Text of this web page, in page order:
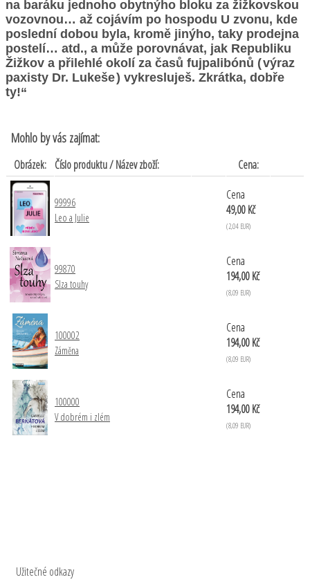
na baráku jednoho obytnýho bloku za žižkovskou
vozovnou… až cojávím po hospodu U zvonu, kde
poslední dobou byla, kromě jinýho, taky prodejna
postelí… atd., a může porovnávat, jak Republiku
Žižkov a přilehlé okolí za časů fujpalibónů ( výraz
paxisty Dr. Lukeše ) vykresluješ. Zkrátka, dobře
ty!“
Mohlo by vás zajímat:
Obrázek: Číslo produktu / Název zboží: Cena:
99996
Leo a Julie
Cena
49,00 Kč
(2,04 EUR)
99870
Slza touhy
Cena
194,00 Kč
(8,09 EUR)
100002
Záměna
Cena
194,00 Kč
(8,09 EUR)
100000
V dobrém i zlém
Cena
194,00 Kč
(8,09 EUR)
Užitečné odkazy